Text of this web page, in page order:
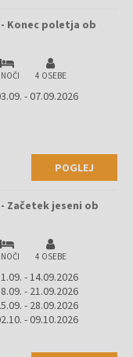
Konec poletja ob
4 OSEBE
-07.09.2026
POGLEJ
Začetek jeseni ob
4 OSEBE
-14.09.2026
- 21.09.2026
- 28.09.2026
-09.10.2026